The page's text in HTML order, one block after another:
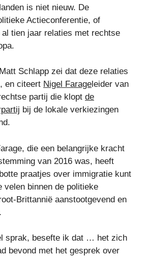
is niet nieuw. De
Actieconferentie, of
al tien jaar relaties met rechtse
Schlapp zei dat deze relaties
en citeert Nigel Farage leider van
partij die klopt de
bij de lokale verkiezingen
die een belangrijke kracht
van 2016 was, heeft
praatjes over immigratie kunt
velen binnen de politieke
Brittannië aanstootgevend en
sprak, besefte ik dat … het zich
bevond met het gesprek over